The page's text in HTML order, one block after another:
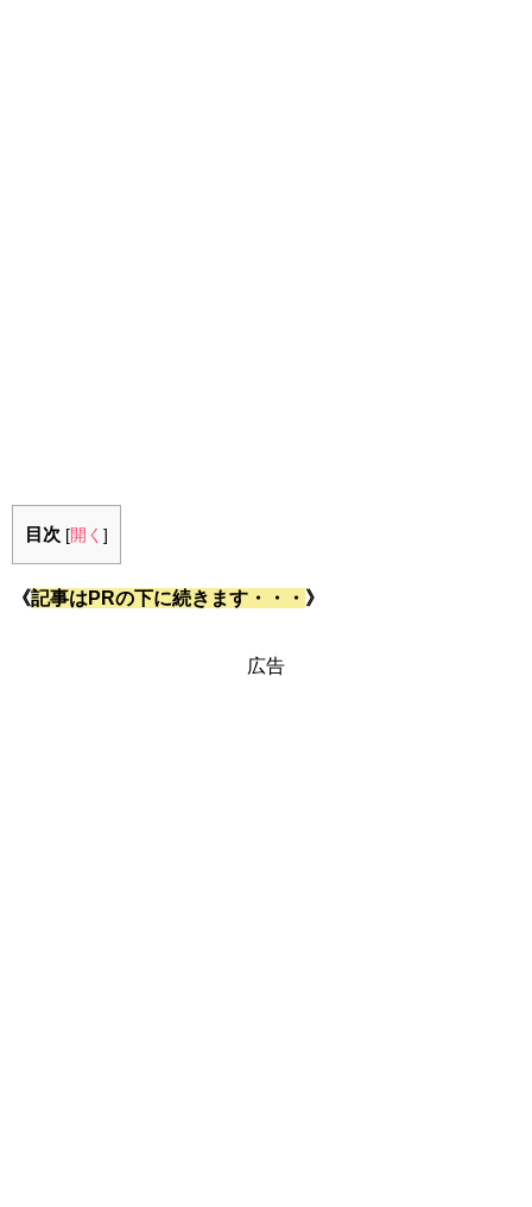
目次 [開く ]
《記事はPRの下に続きます・・・ 》
広告